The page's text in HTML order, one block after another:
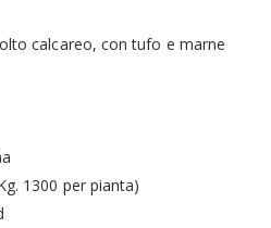
calcareo, con tufo e marne
1300 per pianta)